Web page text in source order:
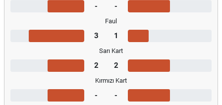
- -
Faul
3 1
Sarı Kart
2 2
Kırmızı Kart
- -